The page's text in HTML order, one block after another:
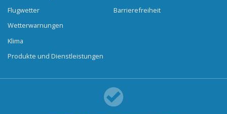
Flugwetter
Wetterwarnungen
Klima
Produkte und Dienstleistungen
Barrierefreiheit